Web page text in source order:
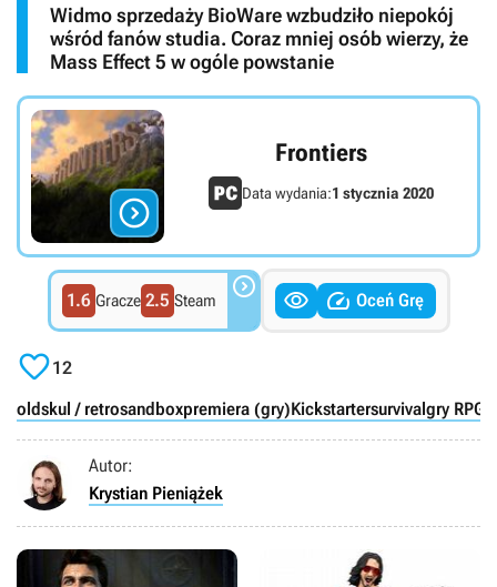
Widmo sprzedaży BioWare wzbudziło niepokój
wśród fanów studia. Coraz mniej osób wierzy, że
Mass Effect 5 w ogóle powstanie

Frontiers
Data wydania:1 stycznia 2020
1.6 Gracze 2.5 Steam    Oceń Grę
12
oldskul / retrosandboxpremiera (gry)Kickstartersurvival gry RPG
Autor:
Krystian Pieniążek